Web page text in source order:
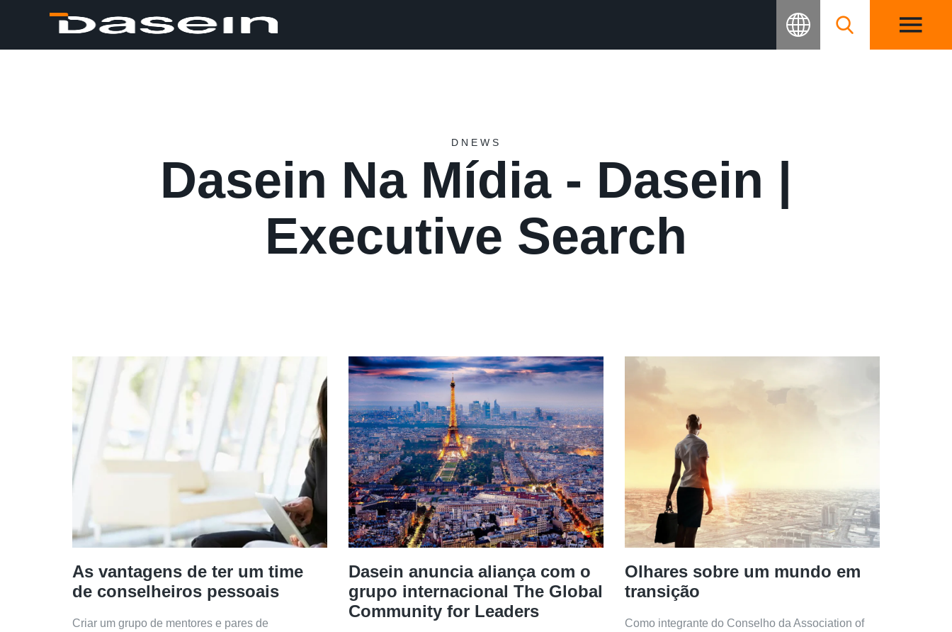
DNEWS
Dasein Na Mídia - Dasein |
Executive Search
As vantagens de ter um time
de conselheiros pessoais
Criar um grupo de mentores e pares de
Dasein anuncia aliança com o
grupo internacional The Global
Community for Leaders
Olhares sobre um mundo em
transição
Como integrante do Conselho da Association of